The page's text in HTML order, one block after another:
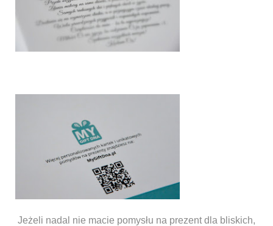
Jeżeli nadal nie macie pomysłu na prezent dla bliskich,